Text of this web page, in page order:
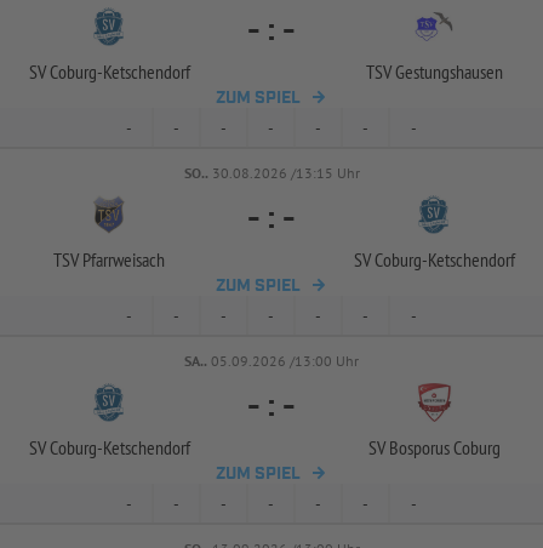
SV Coburg-Ketschendorf
- : -
TSV Gestungshausen
ZUM SPIEL
- - - - - - -
SO.. 30.08.2026 /13:15 Uhr
TSV Pfarrweisach
- : -
SV Coburg-Ketschendorf
ZUM SPIEL
- - - - - - -
SA.. 05.09.2026 /13:00 Uhr
SV Coburg-Ketschendorf
- : -
SV Bosporus Coburg
ZUM SPIEL
- - - - - - -